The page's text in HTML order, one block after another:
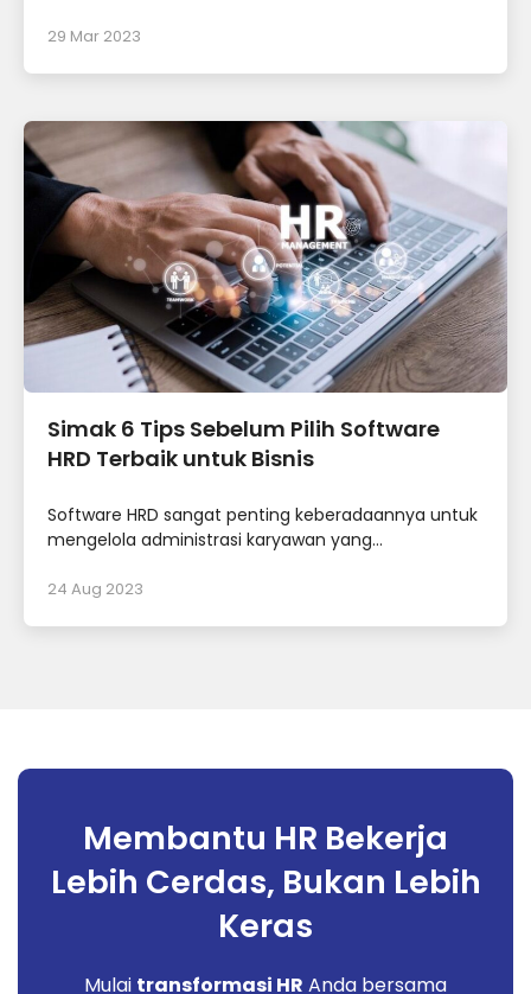
29 Mar 2023
Simak 6 Tips Sebelum Pilih Software
HRD Terbaik untuk Bisnis
Software HRD sangat penting keberadaannya untuk
mengelola administrasi karyawan yang...
24 Aug 2023
Membantu HR Bekerja
Lebih Cerdas, Bukan Lebih
Keras
Mulai transformasi HR Anda bersama